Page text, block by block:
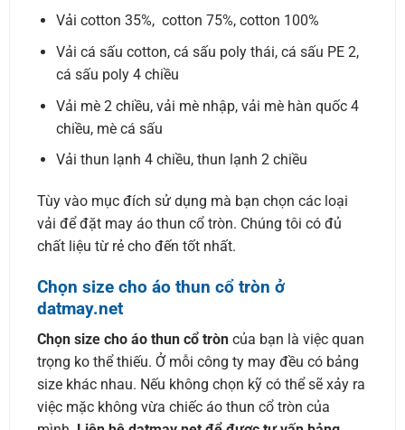
Vải cotton 35%, cotton 75%, cotton 100%
Vải cá sấu cotton, cá sấu poly thái, cá sấu PE 2,
cá sấu poly 4 chiều
Vải mè 2 chiều, vải mè nhập, vải mè hàn quốc 4
chiều, mè cá sấu
Vải thun lạnh 4 chiều, thun lạnh 2 chiều
Tùy vào mục đích sử dụng mà bạn chọn các loại
vải để đặt may áo thun cổ tròn. Chúng tôi có đủ
chất liệu từ rẻ cho đến tốt nhất.
Chọn size cho áo thun cổ tròn ở
datmay.net
Chọn size cho áo thun cổ tròn của bạn là việc quan
trọng ko thể thiếu. Ở mỗi công ty may đều có bảng
size khác nhau. Nếu không chọn kỹ có thể sẽ xảy ra
việc mặc không vừa chiếc áo thun cổ tròn của